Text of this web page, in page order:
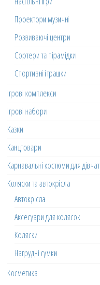
Проектори музичні
Розвиваючі центри
Сортери та пірамідки
Спортивні іграшки
Ігрові комплекси
Ігрові набори
Казки
Канцтовари
Карнавальні костюми для дівчат
Коляски та автокрісла
Автокрісла
Аксесуари для колясок
Коляски
Нагрудні сумки
Косметика